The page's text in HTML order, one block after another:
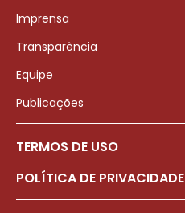
Imprensa
Transparência
Equipe
Publicações
TERMOS DE USO
POLÍTICA DE PRIVACIDADE